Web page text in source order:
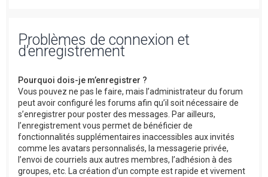
Problèmes de connexion et
d’enregistrement
Pourquoi dois-je m’enregistrer ?
Vous pouvez ne pas le faire, mais l’administrateur du forum
peut avoir configuré les forums afin qu’il soit nécessaire de
s’enregistrer pour poster des messages. Par ailleurs,
l’enregistrement vous permet de bénéficier de
fonctionnalités supplémentaires inaccessibles aux invités
comme les avatars personnalisés, la messagerie privée,
l’envoi de courriels aux autres membres, l’adhésion à des
groupes, etc. La création d’un compte est rapide et vivement